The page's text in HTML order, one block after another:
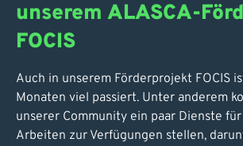
unserem ALASCA-
FOCIS
Auch in unserem Förderprojekt FOCIS
Monaten viel passiert. Unter anderem
unserer Community ein paar Dienste
Arbeiten zur Verfügungen stellen,